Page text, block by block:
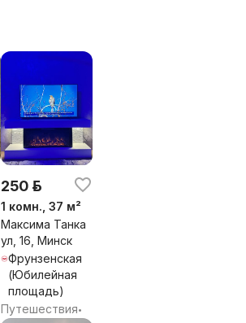
250 р.
1 комн., 37 м²
Максима Танка
ул, 16, Минск
Фрунзенская
(Юбилейная
площадь)
Путешествия•